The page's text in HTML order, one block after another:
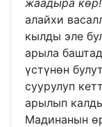
алайхи
кылды эле
арыла
үстүнөн
суурулуп
арылып
Мадинанын